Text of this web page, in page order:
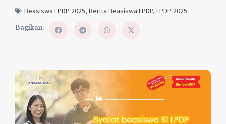
Beasiswa LPDP 2025, Berita Beasiswa LPDP, LPDP 2025
Bagikan: